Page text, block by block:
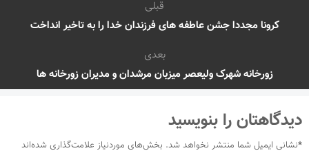
قبلی
کرونا مجددا جشن عاطفه های فرزندان خدا را به تاخیر انداخت
بعدی
زورخانه شهرک ولیعصر میزبان مرشدان و مدیران زورخانه ها
دیدگاهتان را بنویسید
نشانی ایمیل شما منتشر نخواهد شد. بخش‌های موردنیاز علامت‌گذاری شده‌اند
*